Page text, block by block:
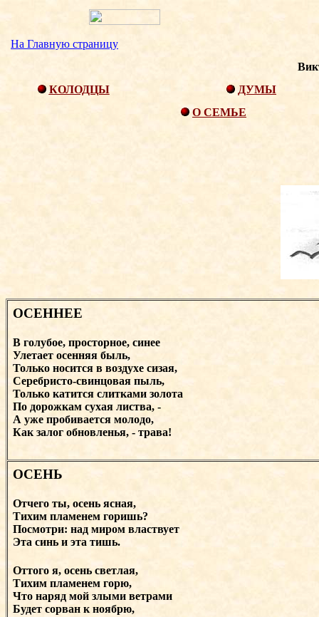
На Главную страницу
КОЛОДЦЫ
ДУМЫ
О СЕМЬЕ
ОСЕННЕЕ
В голубое, просторное, синее
Улетает осенняя быль,
Только носится в воздухе сизая,
Серебристо-свинцовая пыль,
Только катится слитками золота
По дорожкам сухая листва, -
А уже пробивается молодо,
Как залог обновленья, - трава!
ОСЕНЬ
Отчего ты, осень ясная,
Тихим пламенем горишь?
Посмотри: над миром властвует
Эта синь и эта тишь.
Оттого я, осень светлая,
Тихим пламенем горю,
Что наряд мой злыми ветрами
Будет сорван к ноябрю,